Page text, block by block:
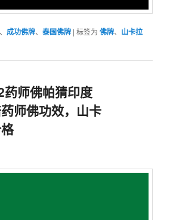
、 成功佛牌、泰国佛牌 |标签为 佛牌、 山卡拉
药师佛帕猜印度
师佛功效，山卡